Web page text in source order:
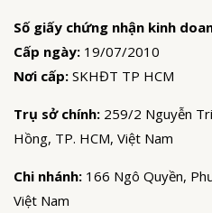
Số giấy chứng nhận kinh
Cấp ngày: 19/07/2010
Nơi cấp: SKHĐT TP HCM
Trụ sở chính: 259/2 Nguyễn
Hồng, TP. HCM, Việt Nam
Chi nhánh: 166 Ngô Quyền,
Việt Nam